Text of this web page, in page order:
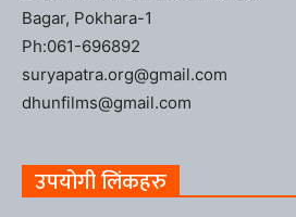
Bagar, Pokhara-1
Ph:061-696892
suryapatra.org@gmail.com
dhunfilms@gmail.com
उपयोगी लिंकहरु